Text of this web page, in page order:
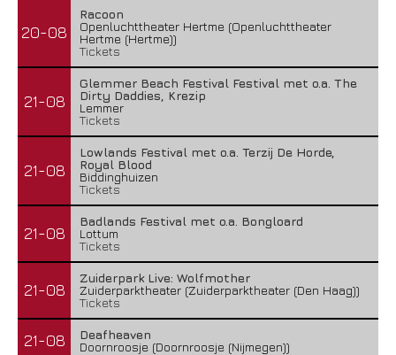
20-08
Racoon
Openluchttheater Hertme (Openluchttheater
Hertme (Hertme))
Tickets
21-08
Glemmer Beach Festival Festival met o.a. The
Dirty Daddies, Krezip
Lemmer
Tickets
21-08
Lowlands Festival met o.a. Terzij De Horde,
Royal Blood
Biddinghuizen
Tickets
21-08
Badlands Festival met o.a. Bongloard
Lottum
Tickets
21-08
Zuiderpark Live: Wolfmother
Zuiderparktheater (Zuiderparktheater (Den Haag))
Tickets
21-08
Deafheaven
Doornroosje (Doornroosje (Nijmegen))